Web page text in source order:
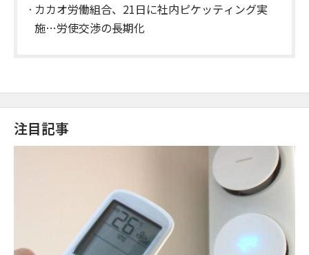
カカオ労働組合、21日に社内ピケッティング実
施…労使交渉の長期化
注目記事